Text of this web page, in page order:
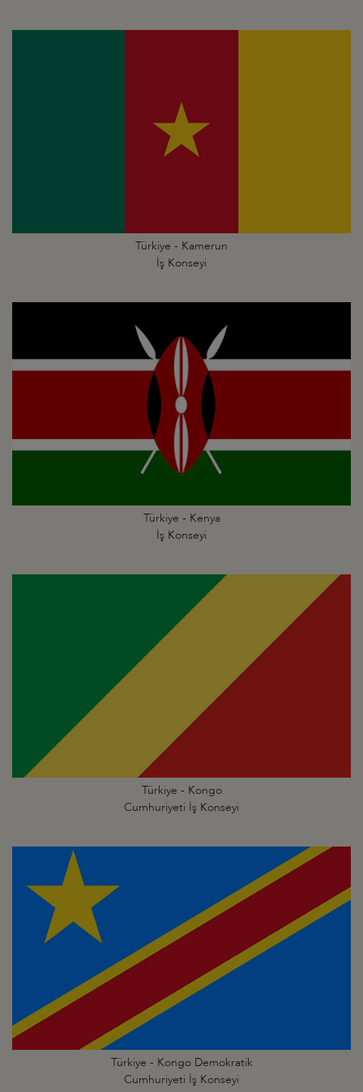
Türkiye - Kamerun
İş Konseyi
Türkiye - Kenya
İş Konseyi
Türkiye - Kongo
Cumhuriyeti İş Konseyi
Türkiye - Kongo Demokratik
Cumhuriyeti İş Konseyi